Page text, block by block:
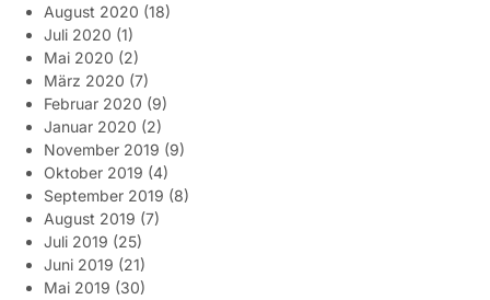
August 2020 (18)
Juli 2020 (1)
Mai 2020 (2)
März 2020 (7)
Februar 2020 (9)
Januar 2020 (2)
November 2019 (9)
Oktober 2019 (4)
September 2019 (8)
August 2019 (7)
Juli 2019 (25)
Juni 2019 (21)
Mai 2019 (30)